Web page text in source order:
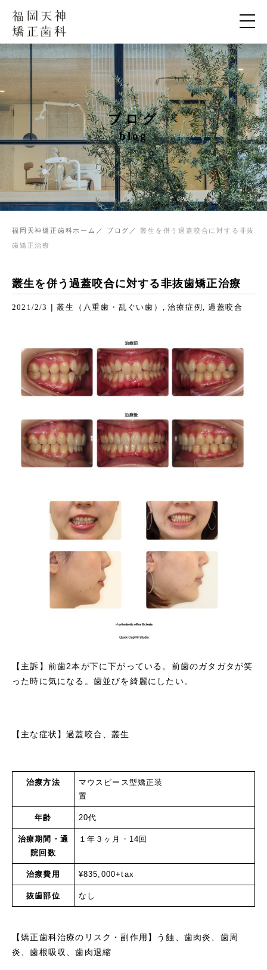
ブログ
blog
福岡天神矯正歯科ホーム ブログ 叢生を併う過蓋咬合に対する非抜
歯矯正治療
叢生を併う過蓋咬合に対する非抜歯矯正治療
2021/2/3 |叢生（八重歯・乱ぐい歯） 治療症例 過蓋咬合
【主訴】前歯2本が下に下がっている。前歯のガタガタが笑
った時に気になる。歯並びを綺麗にしたい。
【主な症状】過蓋咬合、叢生
治療方法
マウスピース型矯正装
置
年齢 20代
治療期間・通
院回数
１年３ヶ月・14回
治療費用 ¥835,000+tax
抜歯部位 なし
【矯正歯科治療のリスク・副作用】う蝕、歯肉炎、歯周
炎、歯根吸収、歯肉退縮